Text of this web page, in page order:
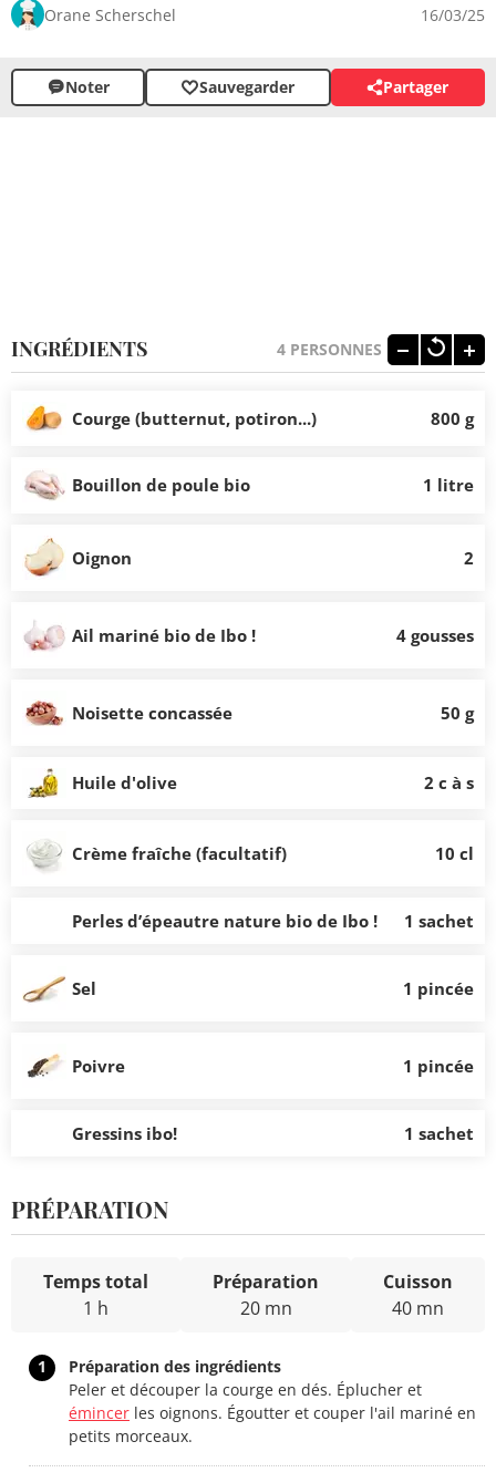
Orane Scherschel 16/03/25
Noter Sauvegarder Partager
INGRÉDIENTS 4 PERSONNES
Courge (butternut, potiron...) 800 g
Bouillon de poule bio 1 litre
Oignon 2
Ail mariné bio de Ibo ! 4 gousses
Noisette concassée 50 g
Huile d'olive 2 c à s
Crème fraîche (facultatif) 10 cl
Perles d’épeautre nature bio de Ibo ! 1 sachet
Sel 1 pincée
Poivre 1 pincée
Gressins ibo! 1 sachet
PRÉPARATION
Temps total
1 h
Préparation
20 mn
Cuisson
40 mn
1
Préparation des ingrédients
Peler et découper la courge en dés. Éplucher et
émincer les oignons. Égoutter et couper l'ail mariné en
petits morceaux.